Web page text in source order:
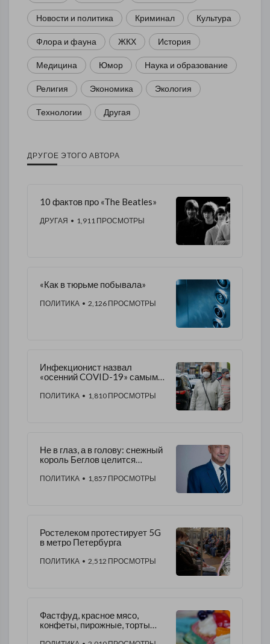
Новости и политика Криминал Культура
Флора и фауна ЖКХ История
Медицина Юмор Наука и образование
Религия Экономика Экология
Технологии Другая
ДРУГОЕ ЭТОГО АВТОРА
10 фактов про «The Beatles»
ДРУГАЯ • 1,911 ПРОСМОТРЫ
«Как в тюрьме побывала»
ПОЛИТИКА • 2,126 ПРОСМОТРЫ
Инфекционист назвал
«осенний COVID-19» самым
ПОЛИТИКА • 1,810 ПРОСМОТРЫ
Не в глаз, а в голову: снежный
король Беглов целится
петербуржцев
ПОЛИТИКА • 1,857 ПРОСМОТРЫ
Ростелеком протестирует 5G
в метро Петербурга
ПОЛИТИКА • 2,512 ПРОСМОТРЫ
Фастфуд, красное мясо,
конфеты, пирожные, торты